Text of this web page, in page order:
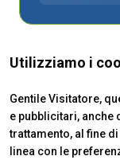
Utilizziamo i
Gentile Visitatore,
e pubblicitari, anche
trattamento, al fine
linea con le